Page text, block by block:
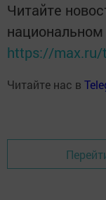
Читайте
https://max.ru/
Читайте нас в